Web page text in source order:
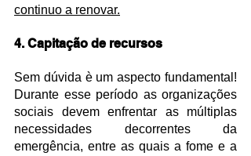
continuo a renovar.
4. Capitação de recursos
Sem dúvida è um aspecto fundamental!
Durante esse período as organizações
sociais devem enfrentar as múltiplas
necessidades decorrentes da
emergência, entre as quais a fome e a